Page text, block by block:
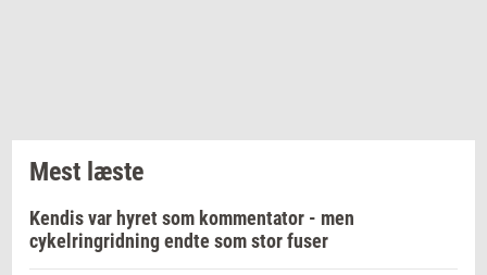
Mest læste
Kendis var hyret som kommentator - men
cykelringridning endte som stor fuser